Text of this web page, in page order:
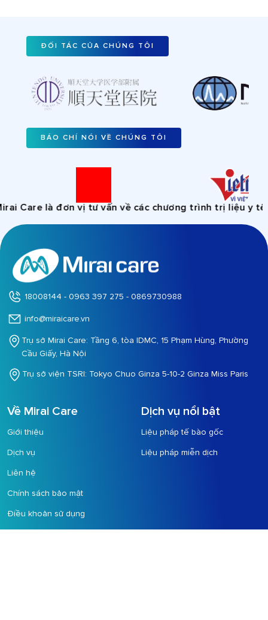
ĐỐI TÁC CỦA CHÚNG TÔI
BÁO CHÍ NÓI VỀ CHÚNG TÔI
là đơn vị tư vấn về các chương trình trị liệu y tế,
18008144 - 0963 397 275 - 0869730988
info@miraicare.vn
Trụ sở Mirai Care: Tầng 6, tòa IDMC, 15 Phạm Hùng, Phường
Cầu Giấy, Hà Nội
Trụ sở viện TSRI: Tokyo Chuo Ginza 5-10-2 Ginza Miss Paris
Về Mirai Care
Giới thiệu
Dịch vụ
Liên hệ
Chính sách bảo mật
Điều khoản sử dụng
Dịch vụ nổi bật
Liệu pháp tế bào gốc
Liệu pháp miễn dịch